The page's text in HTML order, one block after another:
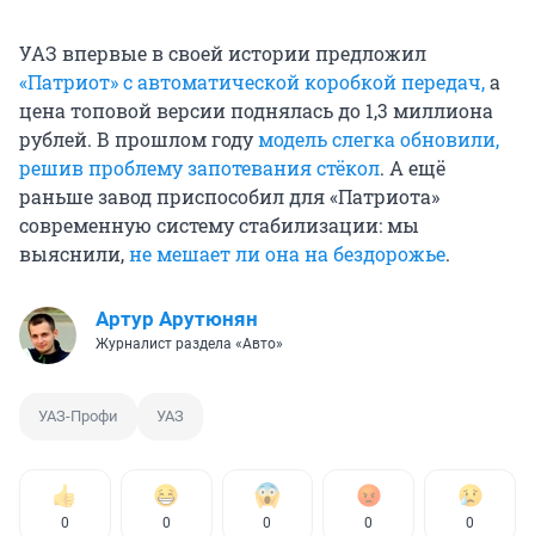
УАЗ впервые в своей истории предложил
«Патриот» с автоматической коробкой передач,а
цена топовой версии поднялась до 1,3 миллиона
рублей. В прошлом годумодель слегка обновили,
решив проблему запотевания стёкол. А ещё
раньше завод приспособил для «Патриота»
современную систему стабилизации: мы
выяснили,не мешает ли она на бездорожье.
Артур Арутюнян
Журналист раздела «Авто»
УАЗ-Профи УАЗ
0 0 0 0 0